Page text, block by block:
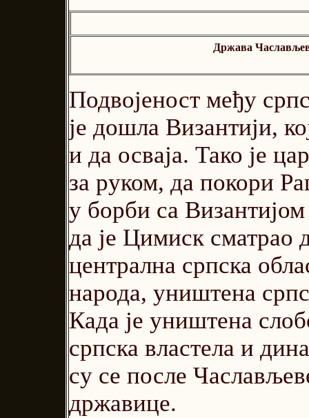
Држава
Подвојеност међу
је дошла Византији,
и да осваја. Тако је
за руком, да покори
у борби са
да је Цимиск сматрао
централна српска
народа, уништена
Када је уништена
српска властела и
су се после
државице.